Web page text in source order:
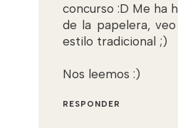
concurso :D Me ha
de la papelera,
estilo tradicional ;)
Nos leemos :)
RESPONDER